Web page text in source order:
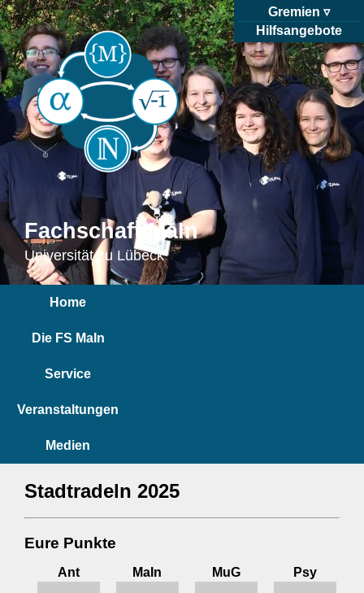
Gremien
Hilfsangebote
Fachschaft MaIn
Universität zu Lübeck
Home
Die FS MaIn
Service
Veranstaltungen
Medien
Stadtradeln 2025
Eure Punkte
Ant MaIn MuG Psy